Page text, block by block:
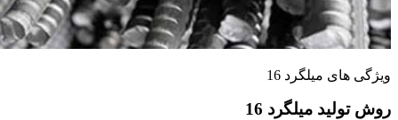
ویژگی‌ های میلگرد 16
روش تولید میلگرد 16